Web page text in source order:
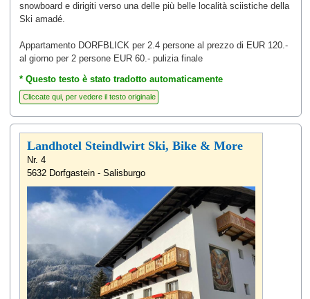
snowboard e dirigiti verso una delle più belle località sciistiche della
Ski amadé.
Appartamento DORFBLICK per 2.4 persone al prezzo di EUR 120.-
al giorno per 2 persone EUR 60.- pulizia finale
* Questo testo è stato tradotto automaticamente
Landhotel Steindlwirt Ski, Bike & More
Nr. 4
5632 Dorfgastein - Salisburgo